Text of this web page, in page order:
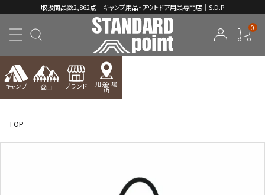
取扱商品数2,862点 キャンプ用品・アウトドア用品専門店｜S.D.P
0
キャンプ 登山 ブランド 用途・場
所
ようこそ ゲスト 様
TOP